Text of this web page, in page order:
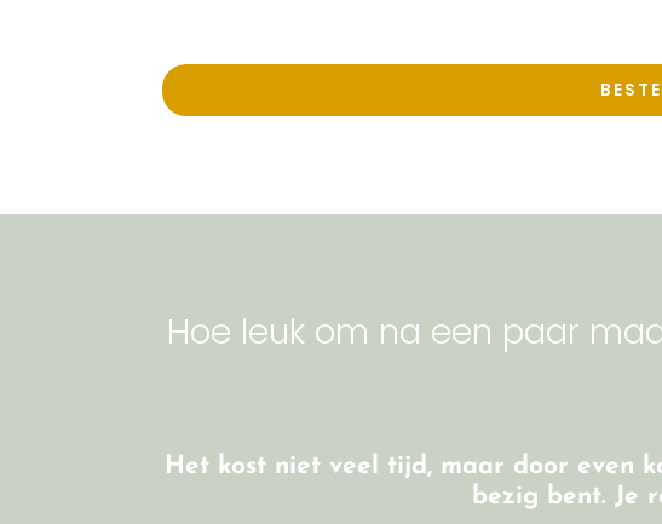
Hoe leuk om na een paar
Het kost niet veel tijd , maar door even
bezig bent. Je